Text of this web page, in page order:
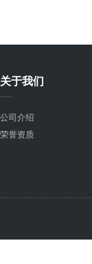
关于我们
公司介绍
荣誉资质